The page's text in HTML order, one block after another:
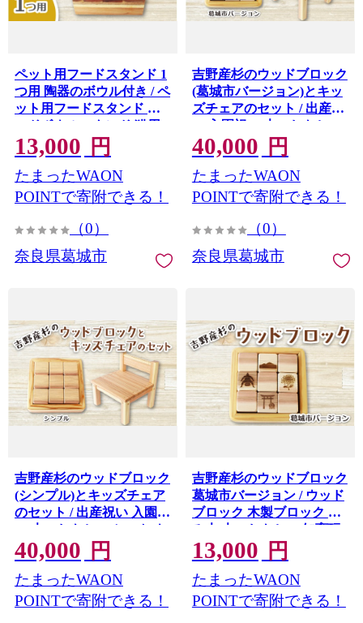
ペット用フードスタンド 1
つ用 陶器のボウル付き / ペ
ット用フードスタンド フ
ードボウルスタンド 猫用
食器 小型犬 食器 木製 おし
ゃれ インテリア 手作り 職
人 SUGGY スッギー 奈良
県 葛城市【sugg004-1】
13,000 円
たまったWAON
POINTで寄附できる！
（0）
奈良県葛城市
吉野産杉のウッドブロック
(葛城市バージョン)とキッ
ズチェアのセット / 出産祝
い 入園祝い 木のおもちゃ
セット キッズチェア 木製
ウッドブロック 積み木 吉
野杉 知育玩具 子ども椅子
SUGGY スッギー 奈良県
40,000 円
たまったWAON
POINTで寄附できる！
（0）
奈良県葛城市
吉野産杉のウッドブロック
(シンプル)とキッズチェア
のセット / 出産祝い 入園祝
い 木のおもちゃ セット キ
ッズチェア 木製 ウッドブ
ロック 積み木 吉野杉 知育
玩具 子ども椅子 SUGGY
スッギー 奈良県 葛城市
40,000 円
たまったWAON
POINTで寄附できる！
吉野産杉のウッドブロック
葛城市バージョン / ウッド
ブロック 木製ブロック 積
み木 木のおもちゃ 知育玩
具 インテリア雑貨 北欧風
ベビーギフト 出産祝い フ
ォトプロップス ふるさと
納税 手作り木工 SUGGY
13,000 円
たまったWAON
POINTで寄附できる！